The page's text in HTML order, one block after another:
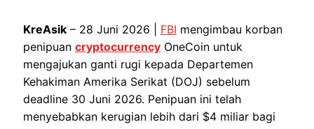
KreAsik – 28 Juni 2026 | FBI mengimbau korban
penipuan cryptocurrency OneCoin untuk
mengajukan ganti rugi kepada Departemen
Kehakiman Amerika Serikat (DOJ) sebelum
deadline 30 Juni 2026. Penipuan ini telah
menyebabkan kerugian lebih dari $4 miliar bagi